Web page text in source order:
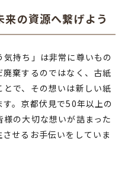
の資源へ繋げよう
持ち」は非常に尊いもの
棄するのではなく、古紙
で、その想いは新しい紙
。京都伏見で50年以上の
の大切な想いが詰まった
せるお手伝いをしていま